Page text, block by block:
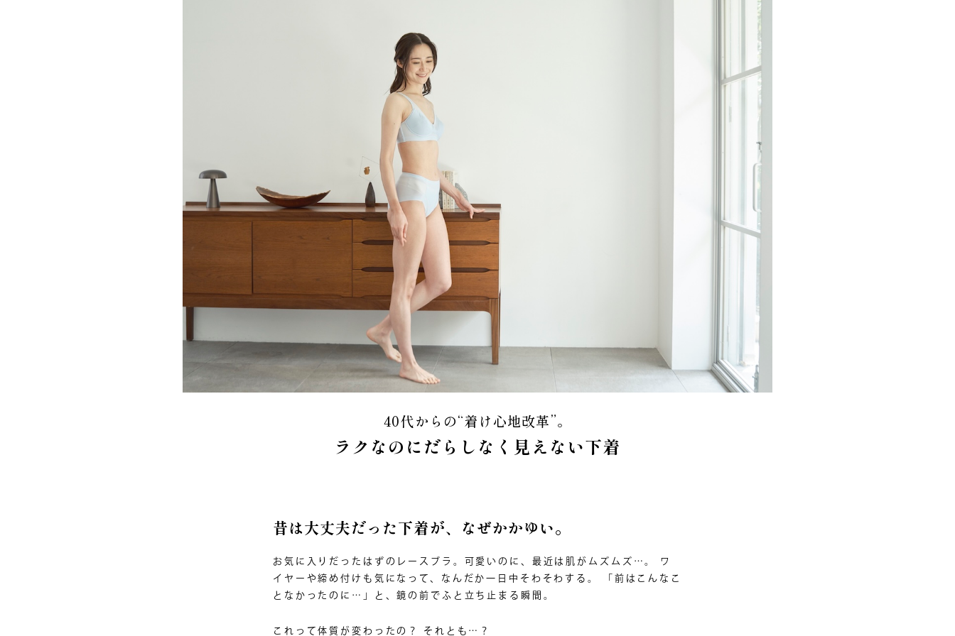
40代からの“着け心地改革”。
ラクなのにだらしなく見えない下着
昔は大丈夫だった下着が、なぜかかゆい。
お気に入りだったはずのレースブラ。可愛いのに、最近は肌がムズムズ…。 ワ
イヤーや締め付けも気になって、なんだか一日中そわそわする。 「前はこんなこ
となかったのに…」と、鏡の前でふと立ち止まる瞬間。
これって体質が変わったの？ それとも…？